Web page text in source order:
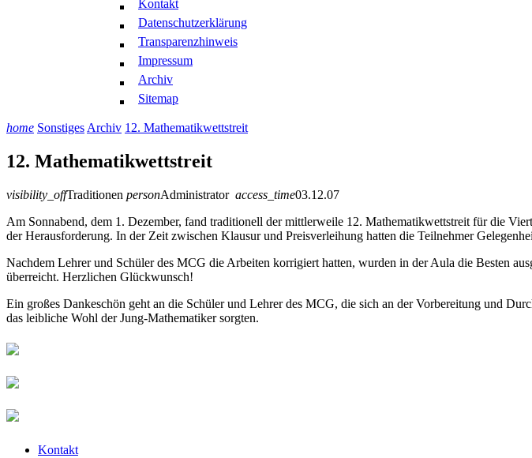
Kontakt
Datenschutzerklärung
Transparenzhinweis
Impressum
Archiv
Sitemap
home Sonstiges Archiv 12. Mathematikwettstreit
12. Mathematikwettstreit
visibility_offTraditionen personAdministrator access_time03.12.07
Am Sonnabend, dem 1. Dezember, fand traditionell der mittlerweile 12. Mathematikwettstreit für die
der Herausforderung. In der Zeit zwischen Klausur und Preisverleihung hatten die Teilnehmer
Nachdem Lehrer und Schüler des MCG die Arbeiten korrigiert hatten, wurden in der Aula die Besten
überreicht. Herzlichen Glückwunsch!
Ein großes Dankeschön geht an die Schüler und Lehrer des MCG, die sich an der Vorbereitung und
das leibliche Wohl der Jung-Mathematiker sorgten.
Kontakt